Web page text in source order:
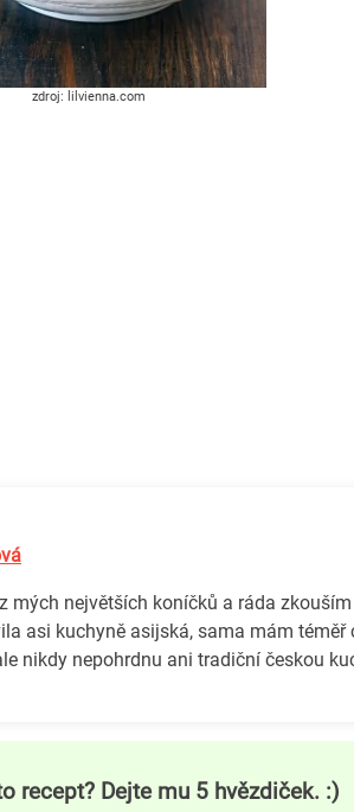
zdroj: lilvienna.com
mých největších koníčků a ráda
asi kuchyně asijská, sama mám téměř
nikdy nepohrdnu ani tradiční českou
recept? Dejte mu 5 hvězdiček. :)